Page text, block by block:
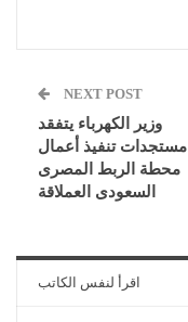
NEXT POST
وزير الكهرباء يتفقد
مستجدات تنفيذ أعمال
محطة الربط المصرى
السعودى العملاقة
اقرأ لنفس الكاتب